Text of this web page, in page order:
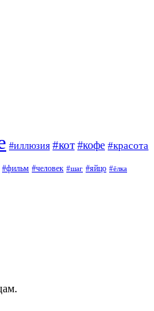
#иллюзия #кот #кофе #красота
#фильм #человек #шаг #яйцо #ёлка